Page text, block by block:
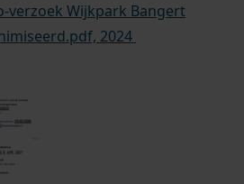
verzoek Wijkpark Bangert
2024